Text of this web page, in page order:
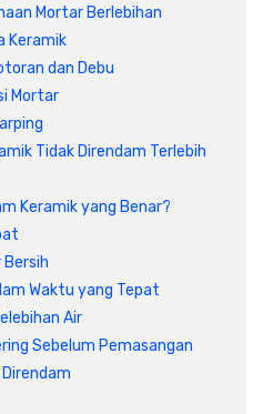
Mortar Berlebihan
Keramik
dan Debu
Mortar
Tidak Direndam Terlebih
Keramik yang Benar?
Bersih
Waktu yang Tepat
Air
Sebelum Pemasangan